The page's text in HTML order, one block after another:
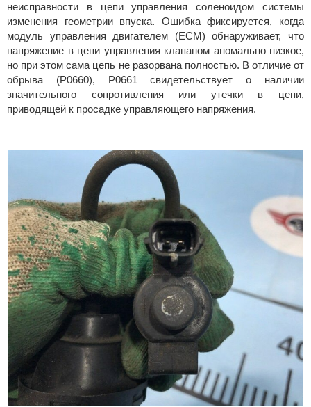
неисправности в цепи управления соленоидом системы
изменения геометрии впуска. Ошибка фиксируется, когда
модуль управления двигателем (ECM) обнаруживает, что
напряжение в цепи управления клапаном аномально низкое,
но при этом сама цепь не разорвана полностью. В отличие от
обрыва (P0660), P0661 свидетельствует о наличии
значительного сопротивления или утечки в цепи,
приводящей к просадке управляющего напряжения.